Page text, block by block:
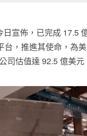
宣佈，已完成 17.5
台，推進其使命，為
司估值達 92.5 億美元